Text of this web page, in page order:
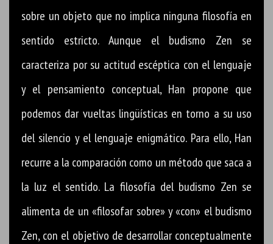
sobre un objeto que no implica ninguna filosofía en
sentido estricto. Aunque el budismo Zen se
caracteriza por su actitud escéptica con el lenguaje
y el pensamiento conceptual, Han propone que
podemos dar vueltas lingüísticas en torno a su uso
del silencio y el lenguaje enigmático. Para ello, Han
recurre a la comparación como un método que saca a
la luz el sentido. La filosofía del budismo Zen se
alimenta de un «filosofar sobre» y «con» el budismo
Zen, con el objetivo de desarrollar conceptualmente